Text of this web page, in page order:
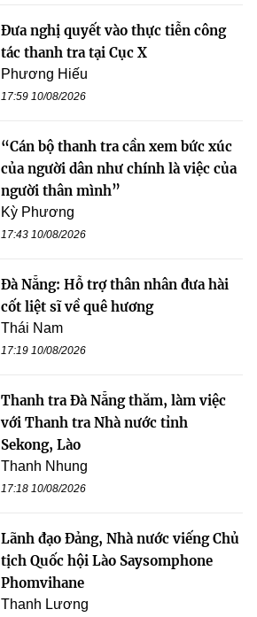
Đưa nghị quyết vào thực tiễn công
tác thanh tra tại Cục X
Phương Hiếu
17:59 10/08/2026
“Cán bộ thanh tra cần xem bức xúc
của người dân như chính là việc của
người thân mình”
Kỳ Phương
17:43 10/08/2026
Đà Nẵng: Hỗ trợ thân nhân đưa hài
cốt liệt sĩ về quê hương
Thái Nam
17:19 10/08/2026
Thanh tra Đà Nẵng thăm, làm việc
với Thanh tra Nhà nước tỉnh
Sekong, Lào
Thanh Nhung
17:18 10/08/2026
Lãnh đạo Đảng, Nhà nước viếng Chủ
tịch Quốc hội Lào Saysomphone
Phomvihane
Thanh Lương